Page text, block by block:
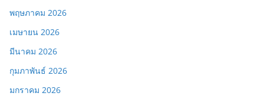
พฤษภาคม 2026
เมษายน 2026
มีนาคม 2026
กุมภาพันธ์ 2026
มกราคม 2026